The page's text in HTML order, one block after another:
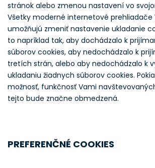
stránok alebo zmenou nastavení vo
Všetky moderné internetové prehliadače
umožňujú zmeniť nastavenie ukladanie
to napríklad tak, aby dochádzalo k
súborov cookies, aby nedochádzalo k
tretích strán, alebo aby nedochádzalo k
ukladaniu žiadnych súborov cookies.
možnosť, funkčnosť Vami
tejto bude značne obmedzená.
PREFERENČNÉ COOKIES